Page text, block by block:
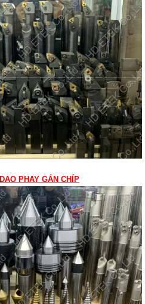
PHAY GẮN CHÍP